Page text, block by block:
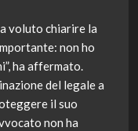
voluto chiarire la
non ho
ha affermato.
del legale a
il suo
non ha